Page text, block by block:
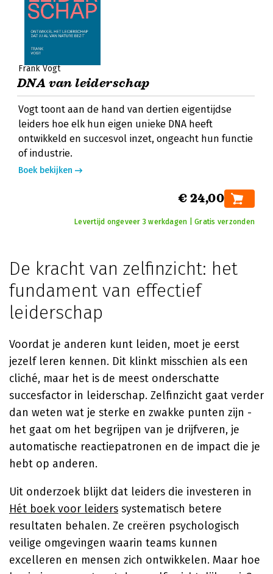
Frank Vogt
DNA van leiderschap
Vogt toont aan de hand van dertien eigentijdse
leiders hoe elk hun eigen unieke DNA heeft
ontwikkeld en succesvol inzet, ongeacht hun functie
of industrie.
Boek bekijken
€ 24,00
Levertijd ongeveer 3 werkdagen | Gratis verzonden
De kracht van zelfinzicht: het
fundament van effectief
leiderschap
Voordat je anderen kunt leiden, moet je eerst
jezelf leren kennen. Dit klinkt misschien als een
cliché, maar het is de meest onderschatte
succesfactor in leiderschap. Zelfinzicht gaat verder
dan weten wat je sterke en zwakke punten zijn -
het gaat om het begrijpen van je drijfveren, je
automatische reactiepatronen en de impact die je
hebt op anderen.
Uit onderzoek blijkt dat leiders die investeren in
Hét boek voor leiders systematisch betere
resultaten behalen. Ze creëren psychologisch
veilige omgevingen waarin teams kunnen
excelleren en mensen zich ontwikkelen. Maar hoe